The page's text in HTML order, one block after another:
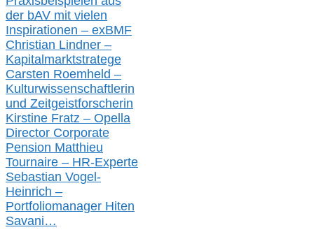
der bAV mit vielen
Inspirationen – exBMF
Christian Lindner –
Kapitalmarktstratege
Carsten Roemheld –
Kulturwissenschaftlerin
und Zeitgeistforscherin
Kirstine Fratz – Opella
Director Corporate
Pension Matthieu
Tournaire – HR-Experte
Sebastian Vogel-
Heinrich –
Portfoliomanager Hiten
Savani…